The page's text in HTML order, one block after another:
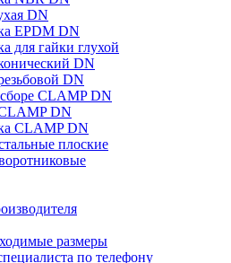
DN
EPDM DN
для гайки глухой
DN
DN
CLAMP DN
DN
CLAMP DN
плоские
размеры
по телефону